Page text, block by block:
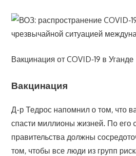
Вакцинация от COVID-19 в Уганде
Вакцинация
Д-р Тедрос напомнил о том, что
спасти миллионы жизней. По его
правительства должны
том, чтобы все люди из групп